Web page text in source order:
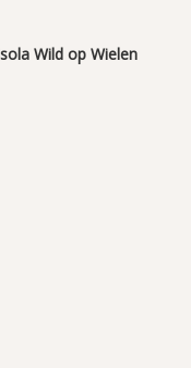
Wild op Wielen